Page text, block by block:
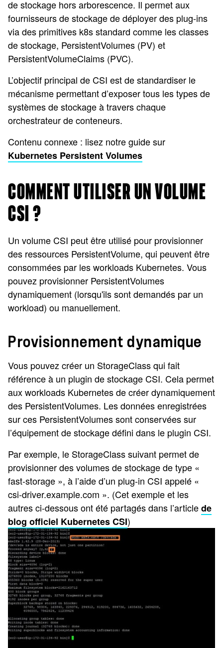
de stockage hors arborescence. Il permet aux
fournisseurs de stockage de déployer des plug-ins
via des primitives k8s standard comme les classes
de stockage, PersistentVolumes (PV) et
PersistentVolumeClaims (PVC).
L’objectif principal de CSI est de standardiser le
mécanisme permettant d’exposer tous les types de
systèmes de stockage à travers chaque
orchestrateur de conteneurs.
Contenu connexe : lisez notre guide sur
Kubernetes Persistent Volumes
COMMENT UTILISER UN VOLUME
CSI ?
Un volume CSI peut être utilisé pour provisionner
des ressources PersistentVolume, qui peuvent être
consommées par les workloads Kubernetes. Vous
pouvez provisionner PersistentVolumes
dynamiquement (lorsqu'ils sont demandés par un
workload) ou manuellement.
Provisionnement dynamique
Vous pouvez créer un StorageClass qui fait
référence à un plugin de stockage CSI. Cela permet
aux workloads Kubernetes de créer dynamiquement
des PersistentVolumes. Les données enregistrées
sur ces PersistentVolumes sont conservées sur
l’équipement de stockage défini dans le plugin CSI.
Par exemple, le StorageClass suivant permet de
provisionner des volumes de stockage de type «
fast-storage », à l’aide d’un plug-in CSI appelé «
csi-driver.example.com ». (Cet exemple et les
autres ci-dessous ont été partagés dans l’articlede
blog officiel Kubernetes CSI)